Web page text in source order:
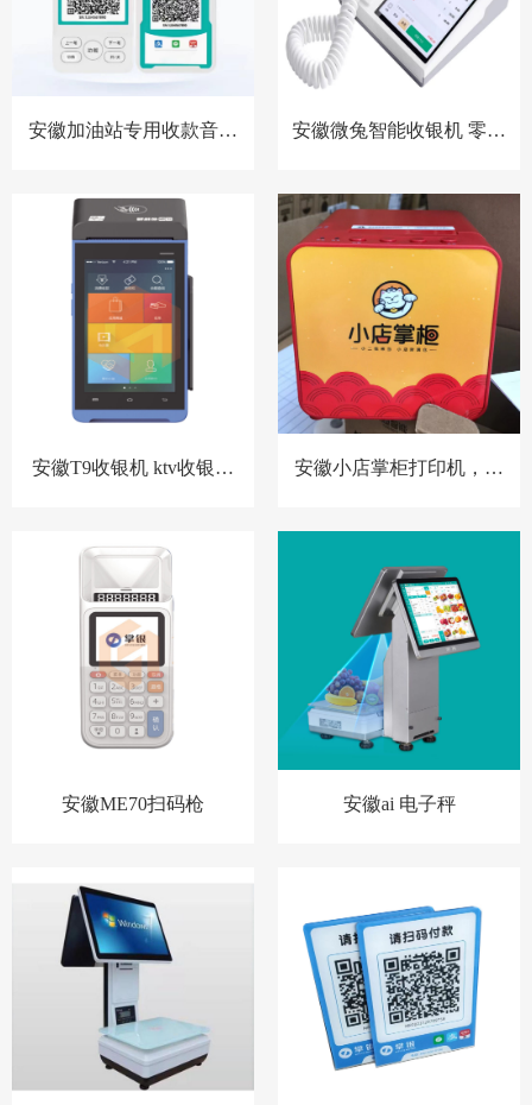
安徽加油站专用收款音箱
安徽微兔智能收银机 零售
安徽T9收银机 ktv收银系
安徽小店掌柜打印机，扫
安徽ME70扫码枪 安徽ai 电子秤